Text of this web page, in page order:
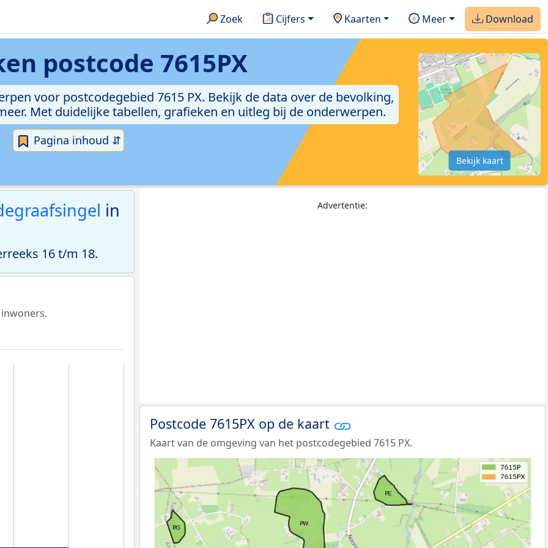
Zoek Cijfers Kaarten Meer Download
postcode 7615PX
voor postcodegebied 7615 PX. Bekijk de data over de bevolking,
Met duidelijke tabellen, grafieken en uitleg bij de onderwerpen.
Pagina inhoud ⇵
Bekijk kaart
in
16 t/m 18.
Advertentie:
Postcode 7615PX op de kaart
Kaart van de omgeving van het postcodegebied 7615 PX.